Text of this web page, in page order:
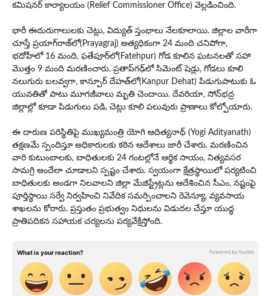
కమిషనర్ కార్యాలయం (Relief Commissioner Office) వెల్లడించింది.
భారీ ఈదురుగాలులకు చెట్లు, విద్యుత్ స్తంభాలు నేలకూలాయి. జిల్లాల వారీగా
చూస్తే ప్రయాగ్‌రాజ్‌లో(Prayagraj) అత్యధికంగా 24 మంది చనిపోగా,
భదోహీలో 16 మంది, ఫతేపూర్‌లో(Fatehpur) గోడ కూలిన ఘటనలతో సహా
మొత్తం 9 మంది మరణించారు. ప్రతాప్‌గఢ్‌లో సిమెంట్ షెడ్లు, గోడలు కూలి
నలుగురు బలవ్వగా, కాన్పూర్ దేహత్‌లో(Kanpur Dehat) పిడుగుపాటుకు ఓ
యువతితో పాటు మూగజీవాలు మృతి చెందాయి. దేవరియా, సోన్‌భద్ర
జిల్లాల్లో కూడా పిడుగులు పడి, చెట్లు కూలి పలువురు ప్రాణాలు కోల్పోయారు.
ఈ దారుణ పరిస్థితిపై ముఖ్యమంత్రి యోగి ఆదిత్యనాథ్ (Yogi Adityanath)
తక్షణమే స్పందిస్తూ అధికారులకు కఠిన ఆదేశాలు జారీ చేశారు. మరణించిన
వారి కుటుంబాలకు, బాధితులకు 24 గంటల్లోనే ఆర్థిక సాయం, నిత్యవసర
సామగ్రి అందేలా చూడాలని స్పష్టం చేశారు. స్వయంగా క్షేత్రస్థాయిలో పర్యటించి
బాధితులకు అండగా నిలవాలని జిల్లా మేజిస్ట్రేట్లను ఆదేశించిన సీఎం, నష్టంపై
పూర్తిస్థాయి సర్వే నిర్వహించి నివేదిక సమర్పించాలని రెవెన్యూ, వ్యవసాయ
శాఖలను కోరారు. ప్రస్తుతం ప్రభుత్వం నిధులను విడుదల చేస్తూ యుద్ధ
ప్రాతిపదికన సహాయక చర్యలను పర్యవేక్షిస్తోంది.